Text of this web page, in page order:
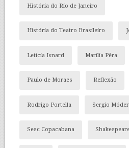
História do Rio de Janeiro
História do Teatro Brasileiro
Letícia Isnard Marília Pêra
Paulo de Moraes Reflexão
Rodrigo Portella Sergio
Sesc Copacabana